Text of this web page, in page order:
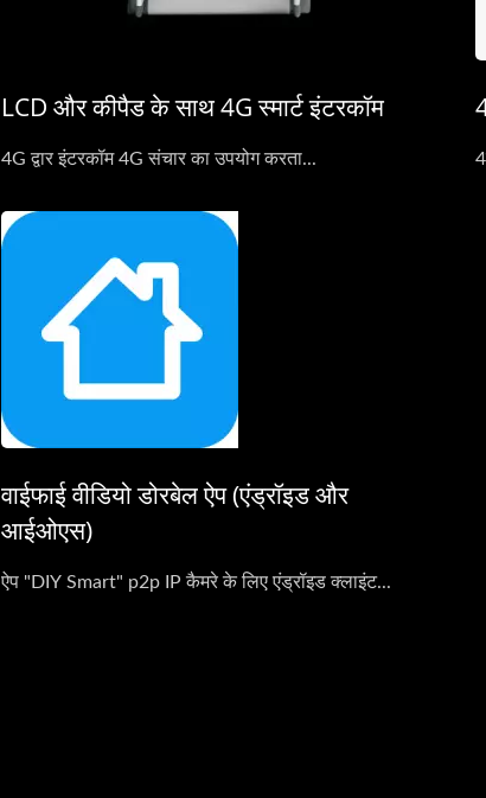
LCD और कीपैड के साथ 4G स्मार्ट इंटरकॉम
4G द्वार इंटरकॉम 4G संचार का उपयोग करता...
वाईफाई वीडियो डोरबेल ऐप (एंड्रॉइड और
आईओएस)
ऐप "DIY Smart" p2p IP कैमरे के लिए एंड्रॉइड क्लाइंट...